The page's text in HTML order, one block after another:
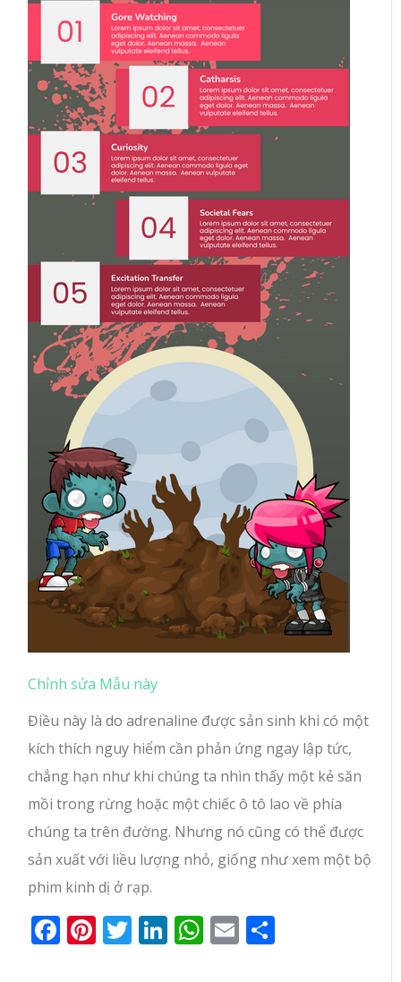
Chỉnh sửa Mẫu này
Điều này là do adrenaline được sản sinh khi có một
kích thích nguy hiểm cần phản ứng ngay lập tức,
chẳng hạn như khi chúng ta nhìn thấy một kẻ săn
mồi trong rừng hoặc một chiếc ô tô lao về phía
chúng ta trên đường. Nhưng nó cũng có thể được
sản xuất với liều lượng nhỏ, giống như xem một bộ
phim kinh dị ở rạp.
Facebook
Pinterest
Twitter
LinkedIn
WhatsApp
Email